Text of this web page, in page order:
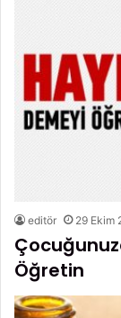
editör 29 Ekim
Öğretin